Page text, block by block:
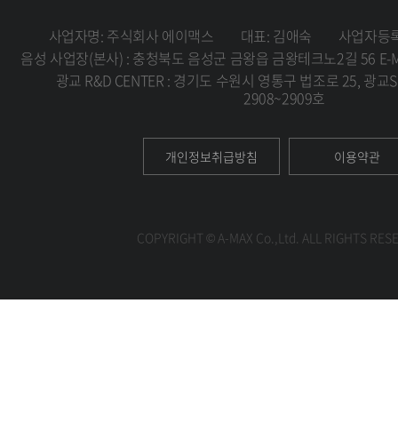
사업자명: 주식회사 에이맥스 대표: 김애숙
사업자등
음성 사업장(본사) : 충청북도 음성군 금왕읍 금왕테크노2길 56
광교 R&D CENTER : 경기도 수원시 영통구 법조로 25, 광교
2908~2909호
개인정보취급방침 이용약관
COPYRIGHT © A-MAX Co.,Ltd. ALL RIGHTS